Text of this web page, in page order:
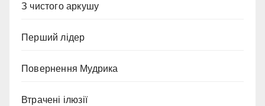
З чистого аркушу
Перший лідер
Повернення Мудрика
Втрачені ілюзії